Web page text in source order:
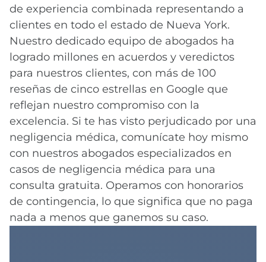
de experiencia combinada representando a
clientes en todo el estado de Nueva York.
Nuestro dedicado equipo de abogados ha
logrado millones en acuerdos y veredictos
para nuestros clientes, con más de 100
reseñas de cinco estrellas en Google que
reflejan nuestro compromiso con la
excelencia. Si te has visto perjudicado por una
negligencia médica, comunícate hoy mismo
con nuestros abogados especializados en
casos de negligencia médica para una
consulta gratuita. Operamos con honorarios
de contingencia, lo que significa que no paga
nada a menos que ganemos su caso.